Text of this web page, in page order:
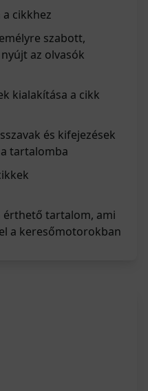
cikkhez
szabott,
az olvasók
kialakítása a cikk
és kifejezések
tartalomba
érthető tartalom, ami
a keresőmotorokban